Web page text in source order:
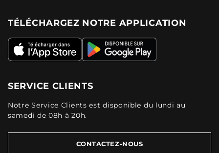
TÉLÉCHARGEZ NOTRE APPLICATION
SERVICE CLIENTS
Notre Service Clients est disponible du lundi au
samedi de 08h à 20h.
CONTACTEZ-NOUS